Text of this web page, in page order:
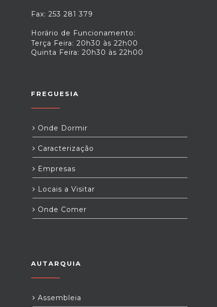
Fax: 253 281 379
Horário de Funcionamento:
Terça Feira: 20h30 às 22h00
Quinta Feira: 20h30 às 22h00
FREGUESIA
Onde Dormir
Caracterização
Empresas
Locais a Visitar
Onde Comer
AUTARQUIA
Assembleia